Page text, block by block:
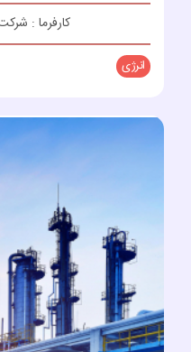
کارفرما :
انرژی